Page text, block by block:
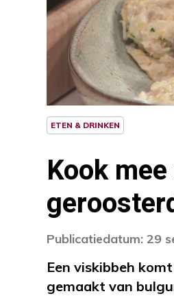
ETEN & DRINKEN
Kook
Publicatiedatum: 29
Een viskibbeh
gemaakt van